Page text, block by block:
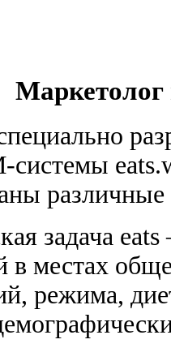
системы
задача
в местах
режима,